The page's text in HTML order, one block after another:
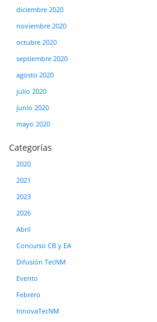
diciembre 2020
noviembre 2020
octubre 2020
septiembre 2020
agosto 2020
julio 2020
junio 2020
mayo 2020
Categorías
2020
2021
2023
2026
Abril
Concurso CB y EA
Difusión TecNM
Evento
Febrero
InnovaTecNM